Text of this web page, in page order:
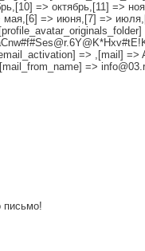
=> октябрь,[11] =>
=> июня,[7] =>
=> ,[mail] =>
=>
письмо!